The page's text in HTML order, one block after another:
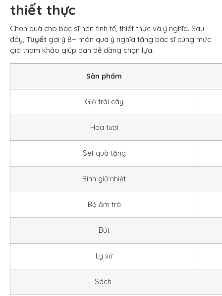
thiết thực
Chọn quà cho bác sĩ nên tinh tế, thiết thực và ý nghĩa. Sau
đây, Tuyết gợi ý 8+ món quà ý nghĩa tặng bác sĩ cùng mức
giá tham khảo giúp bạn dễ dàng chọn lựa.
Sản phẩm
Giỏ trái cây
Hoa tươi
Set quà tặng
Bình giữ nhiệt
Bộ ấm trà
Bút
Ly sứ
Sách